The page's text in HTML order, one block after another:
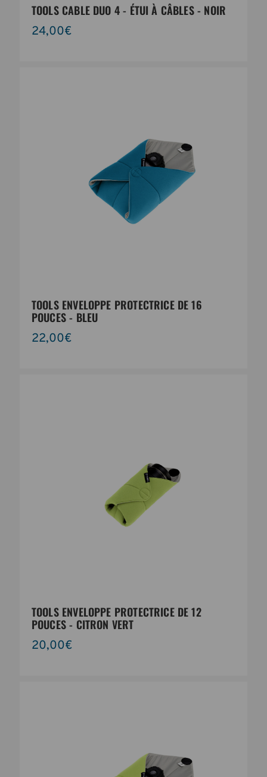
TOOLS CABLE DUO 4 - ÉTUI À CÂBLES - NOIR
24,00€
TOOLS ENVELOPPE PROTECTRICE DE 16
POUCES - BLEU
22,00€
TOOLS ENVELOPPE PROTECTRICE DE 12
POUCES - CITRON VERT
20,00€